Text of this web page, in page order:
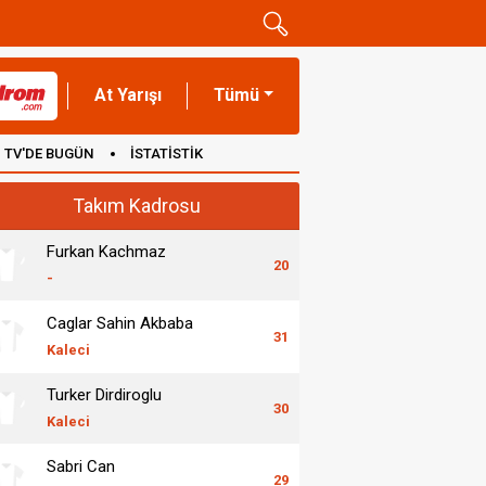
At Yarışı Tümü
TV'DE BUGÜN İSTATİSTİK
Takım Kadrosu
Furkan Kachmaz
-
20
Caglar Sahin Akbaba
Kaleci
31
Turker Dirdiroglu
Kaleci
30
Sabri Can
29